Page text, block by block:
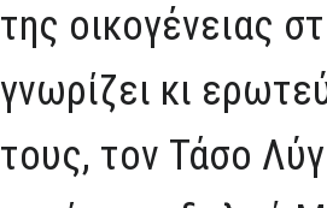
της οικογένειας
γνωρίζει κι
τους, τον Τάσο